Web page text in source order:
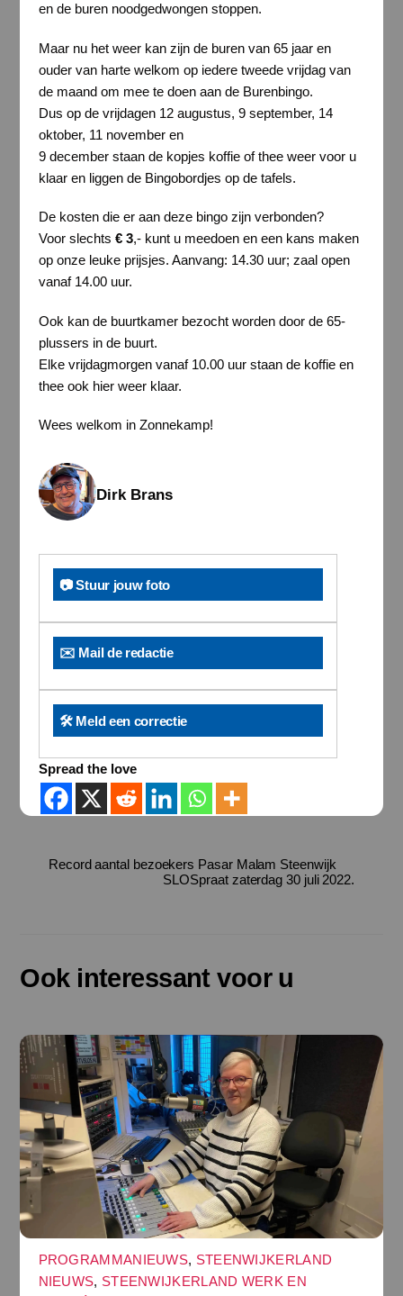
en de buren noodgedwongen stoppen.
Maar nu het weer kan zijn de buren van 65 jaar en
ouder van harte welkom op iedere tweede vrijdag van
de maand om mee te doen aan de Burenbingo.
Dus op de vrijdagen 12 augustus, 9 september, 14
oktober, 11 november en
9 december staan de kopjes koffie of thee weer voor u
klaar en liggen de Bingobordjes op de tafels.
De kosten die er aan deze bingo zijn verbonden?
Voor slechts € 3,- kunt u meedoen en een kans maken
op onze leuke prijsjes. Aanvang: 14.30 uur; zaal open
vanaf 14.00 uur.
Ook kan de buurtkamer bezocht worden door de 65-
plussers in de buurt.
Elke vrijdagmorgen vanaf 10.00 uur staan de koffie en
thee ook hier weer klaar.
Wees welkom in Zonnekamp!
Dirk Brans
📷 Stuur jouw foto
✉️ Mail de redactie
🛠️ Meld een correctie
Spread the love
Record aantal bezoekers Pasar Malam Steenwijk
SLOSpraat zaterdag 30 juli 2022.
Ook interessant voor u
PROGRAMMANIEUWS, STEENWIJKERLAND
NIEUWS, STEENWIJKERLAND WERK EN